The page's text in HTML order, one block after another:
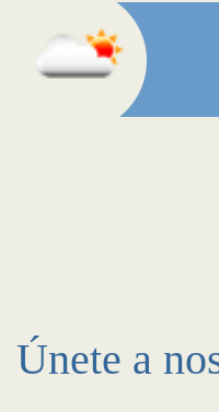
Únete a